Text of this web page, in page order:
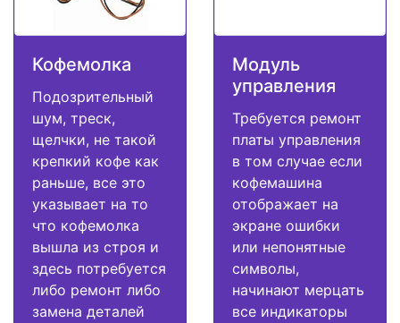
Кофемолка
Подозрительный
шум, треск,
щелчки, не такой
крепкий кофе как
раньше, все это
указывает на то
что кофемолка
вышла из строя и
здесь потребуется
либо ремонт либо
замена деталей
Модуль
управления
Требуется ремонт
платы управления
в том случае если
кофемашина
отображает на
экране ошибки
или непонятные
символы,
начинают мерцать
все индикаторы